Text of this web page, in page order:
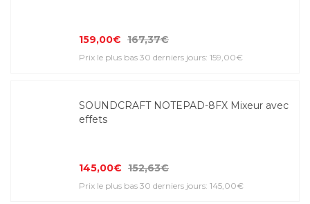
159,00€ 167,37€
Prix le plus bas 30 derniers jours: 159,00€
SOUNDCRAFT NOTEPAD-8FX Mixeur avec
effets
145,00€ 152,63€
Prix le plus bas 30 derniers jours: 145,00€